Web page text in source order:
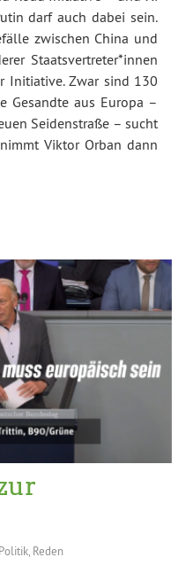
darf auch dabei sein.
zwischen China und
Staatsvertreter*innen
Initiative. Zwar sind 130
Gesandte aus Europa –
Seidenstraße – sucht
Viktor Orban dann
Reden